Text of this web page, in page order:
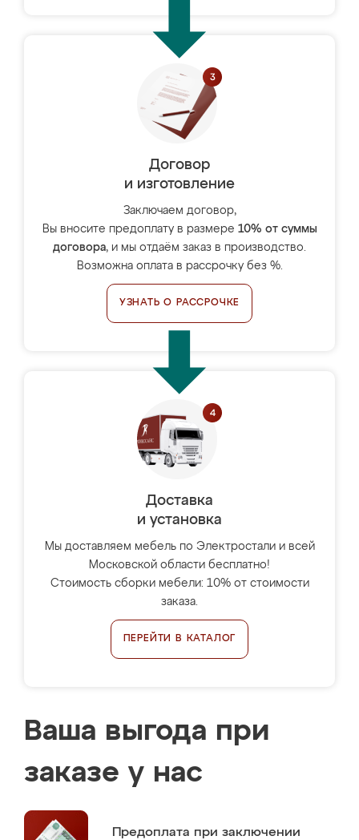
Договор
и изготовление
Заключаем договор,
Вы вносите предоплату в размере 10% от суммы
договора, и мы отдаём заказ в производство.
Возможна оплата в рассрочку без %.
УЗНАТЬ О РАССРОЧКЕ
Доставка
и установка
Мы доставляем мебель по Электростали и всей
Московской области бесплатно!
Стоимость сборки мебели: 10% от стоимости
заказа.
ПЕРЕЙТИ В КАТАЛОГ
Ваша выгода при
заказе у нас
Предоплата при заключении